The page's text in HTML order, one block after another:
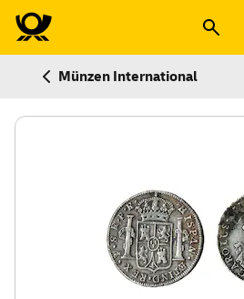
Münzen International